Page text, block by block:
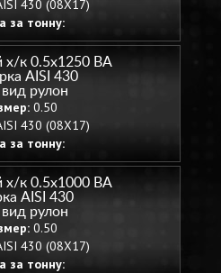
430 (08Х17)
за тонну:
к 0.5х1250 BA
AISI 430
рулон
0.50
430 (08Х17)
за тонну:
к 0.5х1000 BA
AISI 430
рулон
0.50
430 (08Х17)
за тонну: